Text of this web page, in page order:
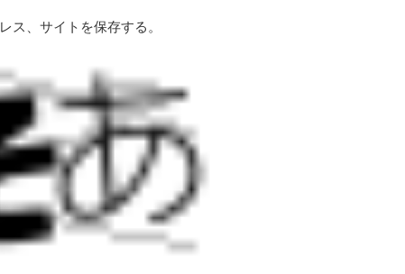
ス、サイトを保存する。